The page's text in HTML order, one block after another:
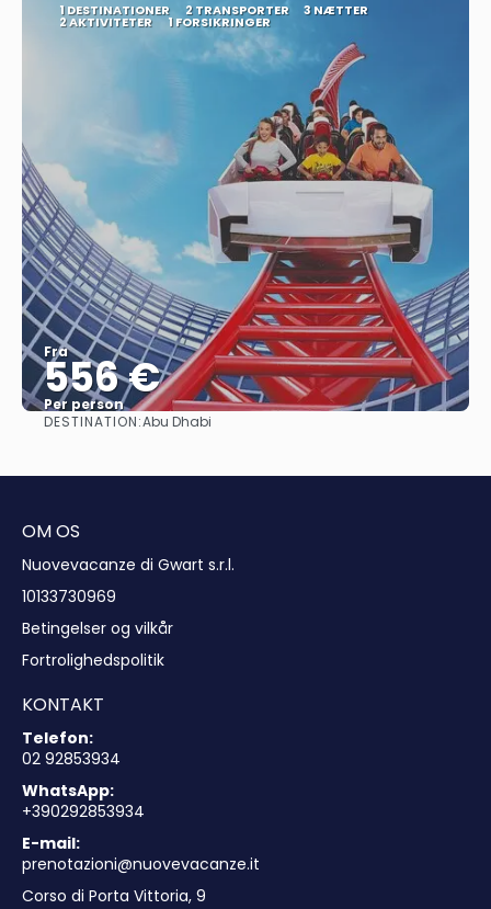
1 DESTINATIONER 2 TRANSPORTER 3 NÆTTER
2 AKTIVITETER 1 FORSIKRINGER
Fra
556 €
Per person
DESTINATION:Abu Dhabi
OM OS
Nuovevacanze di Gwart s.r.l.
10133730969
Betingelser og vilkår
Fortrolighedspolitik
KONTAKT
Telefon:
02 92853934
WhatsApp:
+390292853934
E-mail:
prenotazioni@nuovevacanze.it
Corso di Porta Vittoria, 9